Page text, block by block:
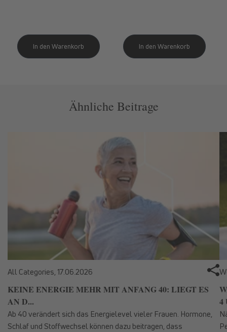
Ähnliche Beitrage
All Categories, 17.06.2026
KEINE ENERGIE MEHR MIT ANFANG 40: LIEGT ES
AN D...
Ab 40 verändert sich das Energielevel vieler Frauen. Hormone,
Schlaf und Stoffwechsel können dazu beitragen, dass
4